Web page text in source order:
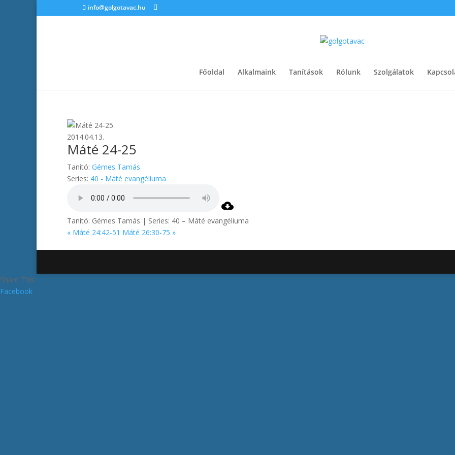
info@golgotavac.hu
Főoldal Alkalmaink Tanítások Rólunk Szolgálatok
2014.04.13.
Máté 24-25
Tanító: Gémes Tamás
Series: 40 - Máté evangéliuma
Tanító: Gémes Tamás | Series: 40 – Máté evangéliuma
« Máté 24:42-51 Máté 26:30-75 »
Share This
Facebook